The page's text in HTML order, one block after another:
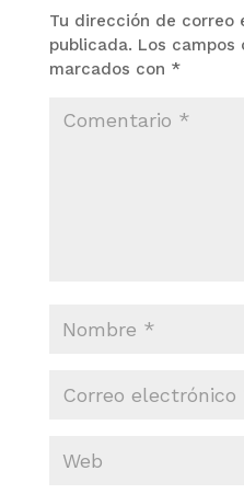
Tu dirección de correo
publicada. Los campos
marcados con *